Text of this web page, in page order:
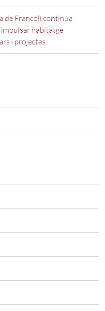
de Francolí continua
habitatge
i projectes